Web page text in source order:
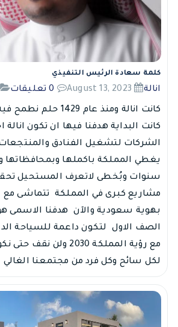
كلمة سعادة الرئيس التنفيذي
انالة 0 تعليقات
كانت البداية هدفنا فيها ان تكون
الشركات لتشغيل الفنادق
سنوات وبُخطى لاتعرف المستحيل
مشاريع كبرى في المملكة تتماشى مع
بهوية سعودية والآن هدفنا الاسمى
الصف الاول لتكون داعمة للسياحة
مع رؤية المملكة 2030 ولن
لكل سائح وكل فرد من مجتمعنا الغالي